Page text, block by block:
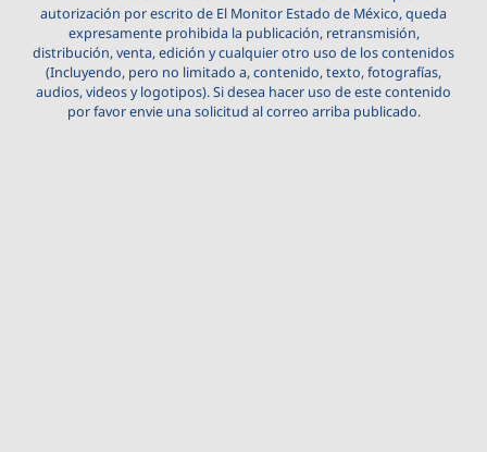
autorización por escrito de El Monitor Estado de México, queda
expresamente prohibida la publicación, retransmisión,
distribución, venta, edición y cualquier otro uso de los contenidos
(Incluyendo, pero no limitado a, contenido, texto, fotografías,
audios, videos y logotipos). Si desea hacer uso de este contenido
por favor envie una solicitud al correo arriba publicado.